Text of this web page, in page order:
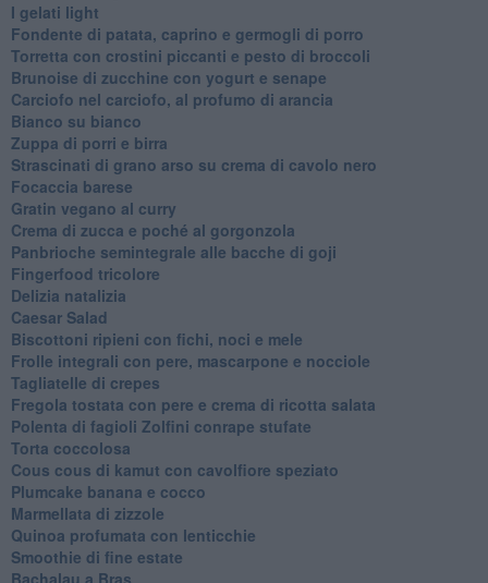
I gelati light
Fondente di patata, caprino e germogli di porro
Torretta con crostini piccanti e pesto di broccoli
Brunoise di zucchine con yogurt e senape
Carciofo nel carciofo, al profumo di arancia
Bianco su bianco
Zuppa di porri e birra
Strascinati di grano arso su crema di cavolo nero
Focaccia barese
Gratin vegano al curry
Crema di zucca e poché al gorgonzola
Panbrioche semintegrale alle bacche di goji
Fingerfood tricolore
Delizia natalizia
Caesar Salad
Biscottoni ripieni con fichi, noci e mele
Frolle integrali con pere, mascarpone e nocciole
Tagliatelle di crepes
Fregola tostata con pere e crema di ricotta salata
Polenta di fagioli Zolfini conrape stufate
Torta coccolosa
Cous cous di kamut con cavolfiore speziato
Plumcake banana e cocco
Marmellata di zizzole
Quinoa profumata con lenticchie
Smoothie di fine estate
Bachalau a Bras